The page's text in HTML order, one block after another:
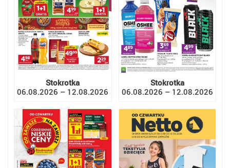
Stokrotka
06.08.2026 – 12.08.2026
Stokrotka
06.08.2026 – 12.08.2026